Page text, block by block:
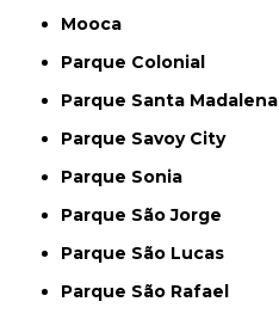
Mooca
Parque Colonial
Parque Santa Madalena
Parque Savoy City
Parque Sonia
Parque São Jorge
Parque São Lucas
Parque São Rafael